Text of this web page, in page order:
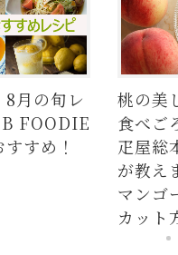
美しいむき方と
ごろ＜日本橋 千
総本店＞のプロ
えます。キウイ、
ゴー、メロンの
ト方法も解説！